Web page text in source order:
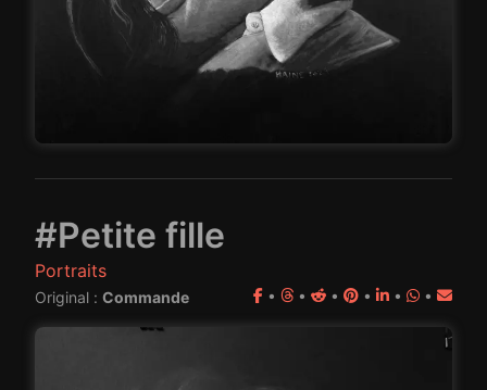
#Petite fille
Portraits
Original : Commande • • • • • •